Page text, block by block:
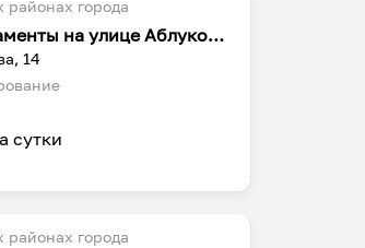
районах города
Симбирские апартаменты на улице Аблукова 14
14
сутки
районах города